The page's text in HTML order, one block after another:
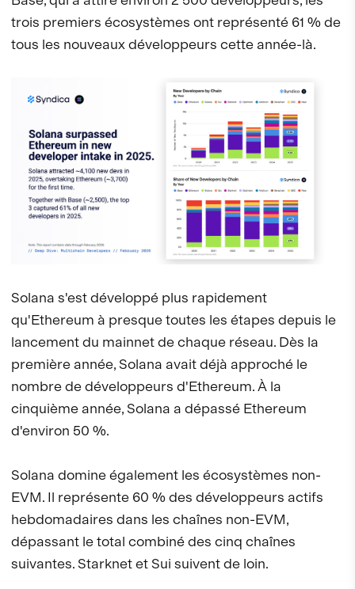
trois premiers écosystèmes ont représenté 61 % de
tous les nouveaux développeurs cette année-là.
Solana s'est développé plus rapidement
qu'Ethereum à presque toutes les étapes depuis le
lancement du mainnet de chaque réseau. Dès la
première année, Solana avait déjà approché le
nombre de développeurs d'Ethereum. À la
cinquième année, Solana a dépassé Ethereum
d'environ 50 %.
Solana domine également les écosystèmes non-
EVM. Il représente 60 % des développeurs actifs
hebdomadaires dans les chaînes non-EVM,
dépassant le total combiné des cinq chaînes
suivantes. Starknet et Sui suivent de loin.